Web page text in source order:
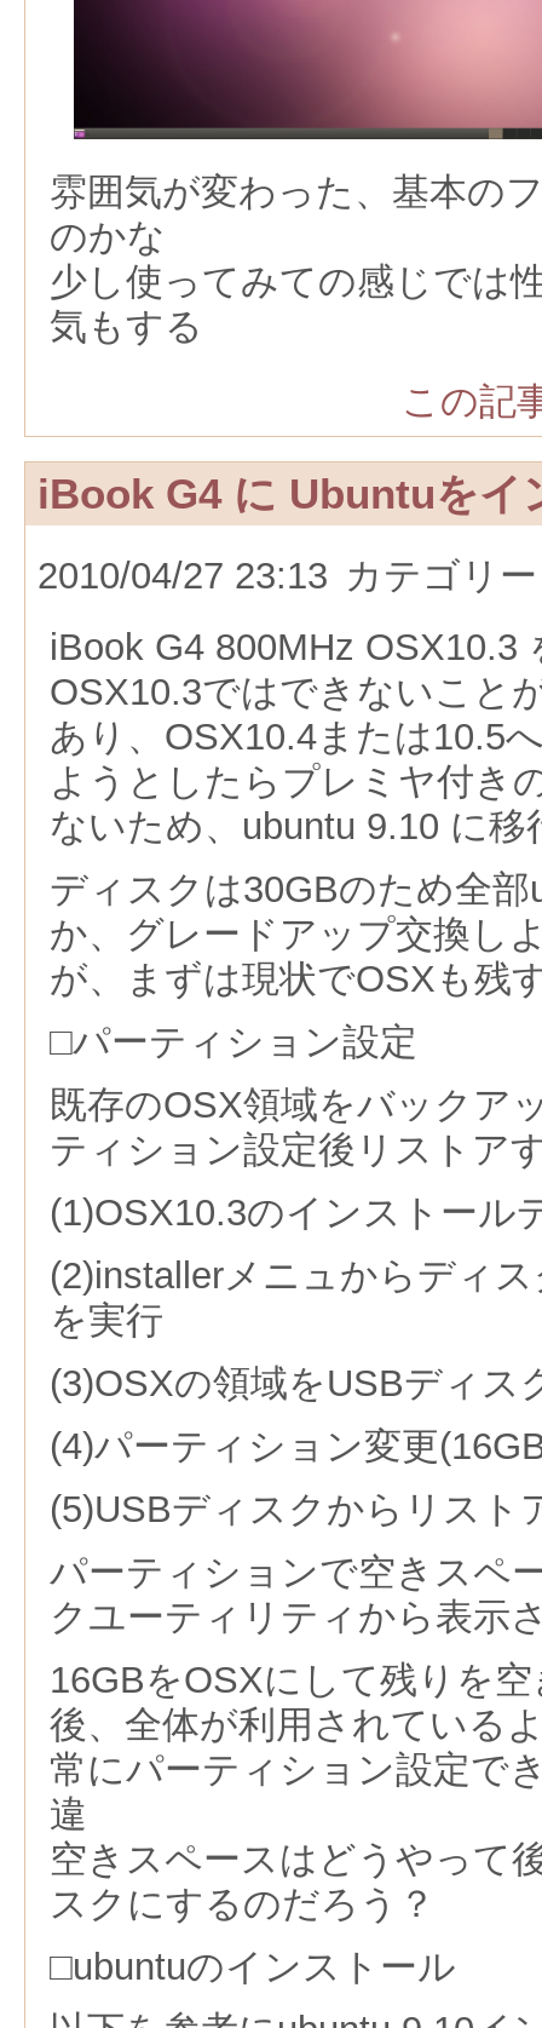
雰囲気が変わった、基本の
のかな
少し使ってみての感じでは
気もする
この記
iBook G4 に Ubuntuをイ
2010/04/27 23:13 カテゴリ
iBook G4 800MHz OSX10.3
OSX10.3ではできないこと
あり、OSX10.4または10.5
ようとしたらプレミヤ付き
ないため、ubuntu 9.10 に
ディスクは30GBのため全
か、グレードアップ交換し
が、まずは現状でOSXも残
□パーティション設定
既存のOSX領域をバックア
ティション設定後リストア
(1)OSX10.3のインストール
(2)installerメニュからディ
を実行
(3)OSXの領域をUSBディス
(4)パーティション変更
(5)USBディスクからリスト
パーティションで空きスペ
クユーティリティから表示
16GBをOSXにして残りを
後、全体が利用されている
常にパーティション設定で
違
空きスペースはどうやって
スクにするのだろう？
□ubuntuのインストール